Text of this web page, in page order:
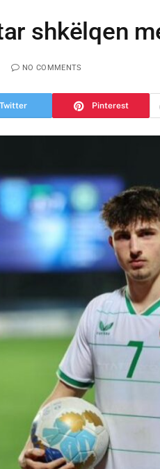
shkëlqen
NO COMMENTS
Twitter Pinterest